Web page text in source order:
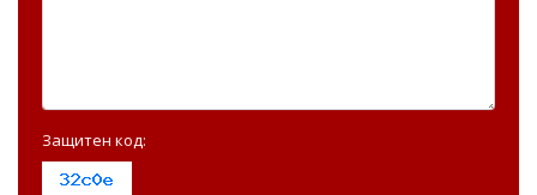
Защитен код: